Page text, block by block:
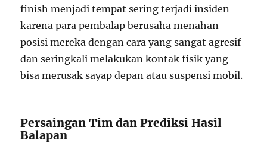
finish menjadi tempat sering terjadi insiden
karena para pembalap berusaha menahan
posisi mereka dengan cara yang sangat agresif
dan seringkali melakukan kontak fisik yang
bisa merusak sayap depan atau suspensi mobil.
Persaingan Tim dan Prediksi Hasil
Balapan